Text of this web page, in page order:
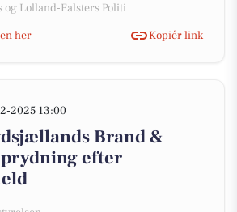
Lolland-Falsters Politi
her
Kopiér link
2025 13:00
Brand &
efter